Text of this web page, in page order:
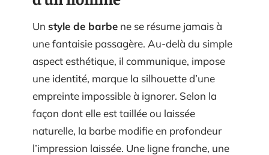
Un style de barbe ne se résume jamais à
une fantaisie passagère. Au-delà du simple
aspect esthétique, il communique, impose
une identité, marque la silhouette d’une
empreinte impossible à ignorer. Selon la
façon dont elle est taillée ou laissée
naturelle, la barbe modifie en profondeur
l’impression laissée. Une ligne franche, une